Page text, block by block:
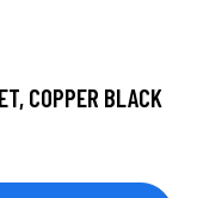
COPPER BLACK